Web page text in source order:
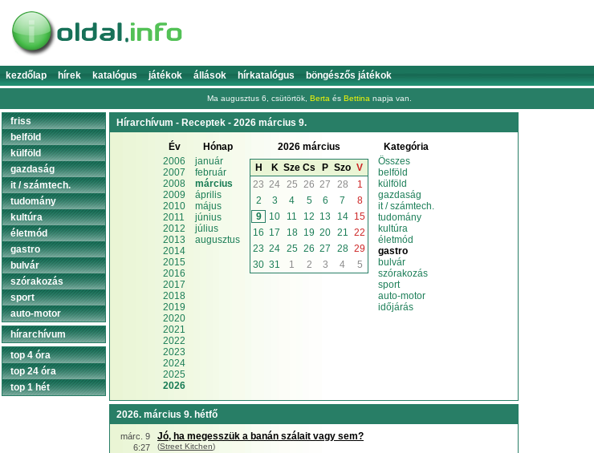
kezdőlap hírek katalógus játékok állások hírkatalógus böngészős játékok
Ma augusztus 6, csütörtök, Berta és Bettina napja van.
Hírarchívum - Receptek - 2026 március 9.
Év
2006
2007
2008
2009
2010
2011
2012
2013
2014
2015
2016
2017
2018
2019
2020
2021
2022
2023
2024
2025
2026
Hónap
január
február
március
április
május
június
július
augusztus
2026 március
H
K Sze Cs P Szo V
23 24 25 26 27 28
1
2
3 4 5 6 7
8
9
10 11 12 13 14
15
16 17 18 19 20 21
22
23 24 25 26 27 28 29
30 31 1 2 3 4 5
Kategória
Összes
belföld
külföld
gazdaság
it / számtech.
tudomány
kultúra
életmód
gastro
bulvár
szórakozás
sport
auto-motor
időjárás
2026. március 9. hétfő
márc. 9
6:27
Jó, ha megesszük a banán szálait vagy sem?
(Street Kitchen)
friss
belföld
külföld
gazdaság
it / számtech.
tudomány
kultúra
életmód
gastro
bulvár
szórakozás
sport
auto-motor
hírarchívum
top 4 óra
top 24 óra
top 1 hét